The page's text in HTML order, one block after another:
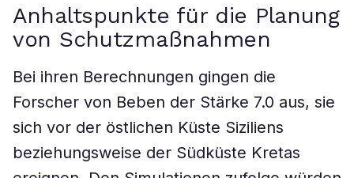
Anhaltspunkte für die Planung
von Schutzmaßnahmen
Bei ihren Berechnungen gingen die
Forscher von Beben der Stärke 7.0 aus, sie
sich vor der östlichen Küste Siziliens
beziehungsweise der Südküste Kretas